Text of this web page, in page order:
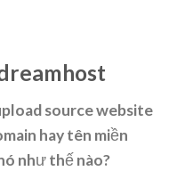
source website
hay tên miền
như thế nào?